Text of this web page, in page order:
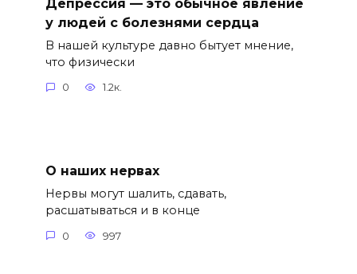
у людей с болезнями сердца
В нашей культуре давно бытует мнение,
что физически
0 1.2к.
О наших нервах
Нервы могут шалить, сдавать,
расшатываться и в конце
0 997